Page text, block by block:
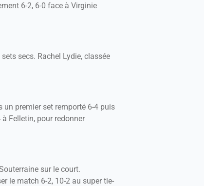
6-2, 6-0 face à Virginie
secs. Rachel Lydie, classée
un premier set remporté 6-4 puis
Felletin, pour redonner
sur le court.
le match 6-2, 10-2 au super tie-